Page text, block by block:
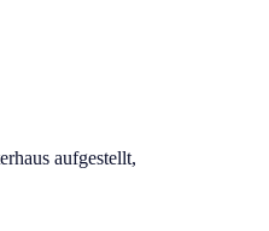
aufgestellt,